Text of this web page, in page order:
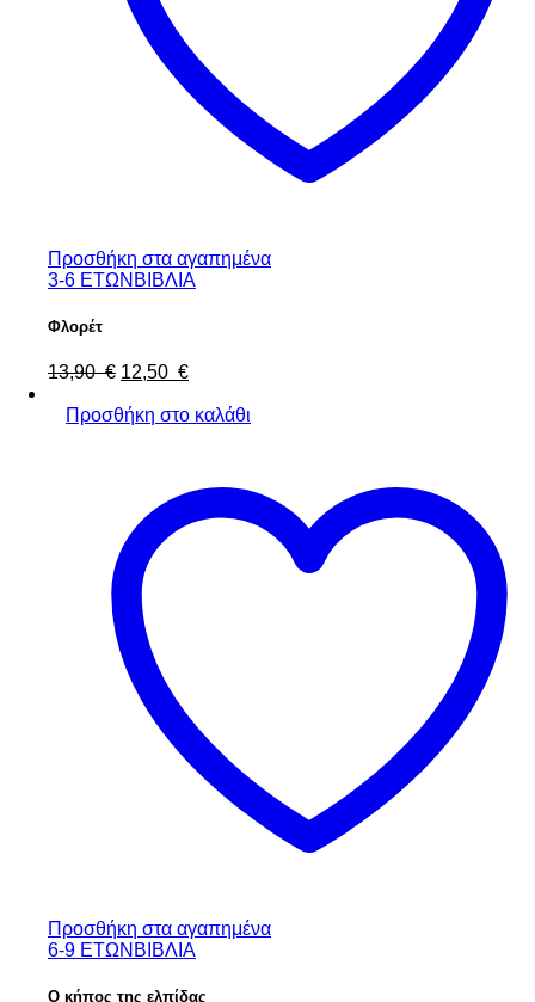
Προσθήκη στα αγαπημένα
3-6 ΕΤΩΝ ΒΙΒΛΙΑ
Φλορέτ
13,90 € Original
was:
12,50 €Η
τιμή
Προσθήκη στο καλάθι
Προσθήκη στα αγαπημένα
6-9 ΕΤΩΝ ΒΙΒΛΙΑ
Ο κήπος της ελπίδας